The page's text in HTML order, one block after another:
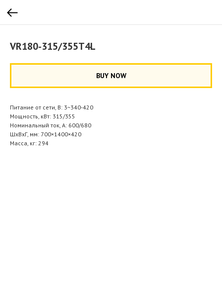
VR180-315/355T4L
BUY NOW
Питание от сети, В: 3~340-420
Мощность, кВт: 315/355
Номинальный ток, А: 600/680
ШхВхГ, мм: 700×1400×420
Масса, кг: 294